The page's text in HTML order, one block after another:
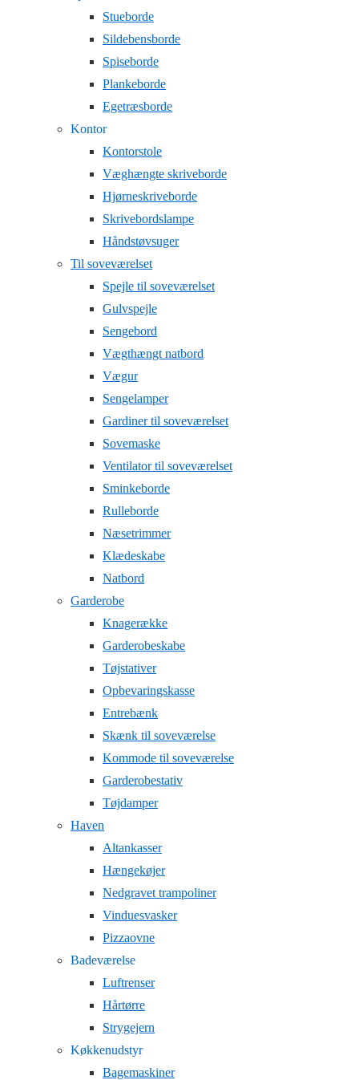
Stueborde
Sildebensborde
Spiseborde
Plankeborde
Egetræsborde
Kontor
Kontorstole
Væghængte skriveborde
Hjørneskriveborde
Skrivebordslampe
Håndstøvsuger
Til soveværelset
Spejle til soveværelset
Gulvspejle
Sengebord
Vægthængt natbord
Vægur
Sengelamper
Gardiner til soveværelset
Sovemaske
Ventilator til soveværelset
Sminkeborde
Rulleborde
Næsetrimmer
Klædeskabe
Natbord
Garderobe
Knagerække
Garderobeskabe
Tøjstativer
Opbevaringskasse
Entrebænk
Skænk til soveværelse
Kommode til soveværelse
Garderobestativ
Tøjdamper
Haven
Altankasser
Hængekøjer
Nedgravet trampoliner
Vinduesvasker
Pizzaovne
Badeværelse
Luftrenser
Hårtørre
Strygejern
Køkkenudstyr
Bagemaskiner